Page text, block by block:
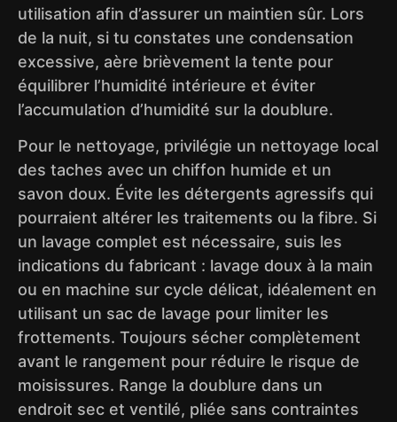
utilisation afin d’assurer un maintien sûr. Lors
de la nuit, si tu constates une condensation
excessive, aère brièvement la tente pour
équilibrer l’humidité intérieure et éviter
l’accumulation d’humidité sur la doublure.
Pour le nettoyage, privilégie un nettoyage local
des taches avec un chiffon humide et un
savon doux. Évite les détergents agressifs qui
pourraient altérer les traitements ou la fibre. Si
un lavage complet est nécessaire, suis les
indications du fabricant : lavage doux à la main
ou en machine sur cycle délicat, idéalement en
utilisant un sac de lavage pour limiter les
frottements. Toujours sécher complètement
avant le rangement pour réduire le risque de
moisissures. Range la doublure dans un
endroit sec et ventilé, pliée sans contraintes